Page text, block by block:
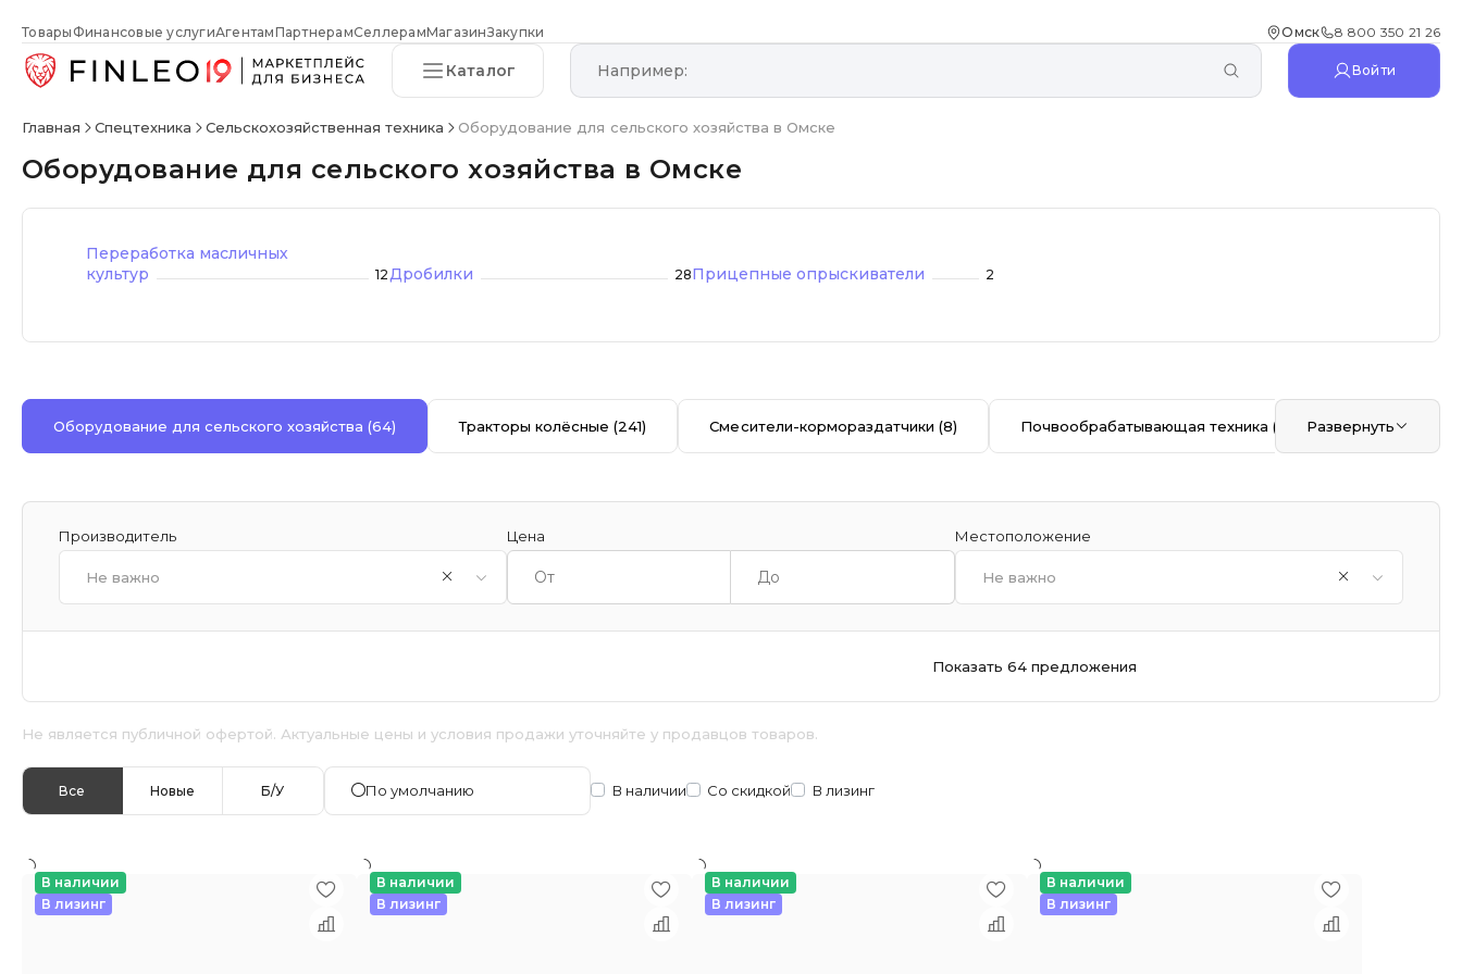
Товары Финансовые услугиАгентамПартнерамСеллерамМагазинЗакупки Омск 8 800 350 21 26
Каталог Войти
Главная Спецтехника Сельскохозяйственная техника Оборудование для сельского хозяйства в Омске
Оборудование для сельского хозяйства в Омске
Переработка масличных
культур
12Дробилки 28Прицепные опрыскиватели 2
Оборудование для сельского хозяйства(64) Тракторы колёсные(241) Смесители-кормораздатчики (8) Почвообрабатывающая техника (281) Развернуть
Производитель
Не важно
Цена Местоположение
Не важно
Показать 64 предложения
Не является публичной офертой. Актуальные цены и условия продажи уточняйте у продавцов товаров.
Все Новые Б/У По умолчанию В наличии Со скидкой В лизинг
В наличии
В лизинг
В наличии
В лизинг
В наличии
В лизинг
В наличии
В лизинг